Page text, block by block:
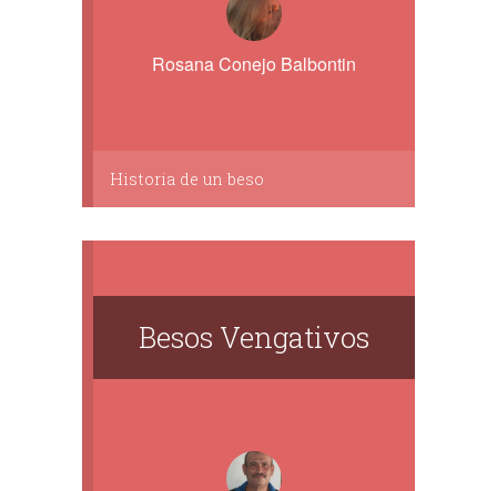
Rosana Conejo Balbontin
Historia de un beso
Besos Vengativos